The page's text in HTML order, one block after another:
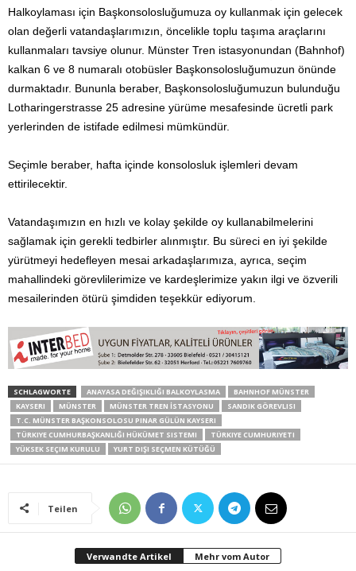
Halkoylaması için Başkonsolosluğumuza oy kullanmak için gelecek
olan değerli vatandaşlarımızın, öncelikle toplu taşıma araçlarını
kullanmaları tavsiye olunur. Münster Tren istasyonundan (Bahnhof)
kalkan 6 ve 8 numaralı otobüsler Başkonsolosluğumuzun önünde
durmaktadır. Bununla beraber, Başkonsolosluğumuzun bulunduğu
Lotharingerstrasse 25 adresine yürüme mesafesinde ücretli park
yerlerinden de istifade edilmesi mümkündür.
Seçimle beraber, hafta içinde konsolosluk işlemleri devam
ettirilecektir.
Vatandaşımızın en hızlı ve kolay şekilde oy kullanabilmelerini
sağlamak için gerekli tedbirler alınmıştır. Bu süreci en iyi şekilde
yürütmeyi hedefleyen mesai arkadaşlarımıza, ayrıca, seçim
mahallindeki görevlilerimize ve kardeşlerimize yakın ilgi ve özverili
mesailerinden ötürü şimdiden teşekkür ediyorum.
SCHLAGWORTE ANAYASA DEĞIŞIKLIĞI BALKOYLASMA
BAHNHOF MÜNSTER
KAYSERI
MÜNSTER MÜNSTER TREN İSTASYONU
SANDIK GÖREVLISI
T.C. MÜNSTER BAŞKONSOLOSU PINAR GÜLÜN KAYSERI
TÜRKIYE CUMHURBAŞKANLIĞI HÜKÜMET SISTEMI
TÜRKIYE CUMHURIYETI
YÜKSEK SEÇIM KURULU
YURT DIŞI SEÇMEN KÜTÜĞÜ
Teilen
Verwandte Artikel Mehr vom Autor